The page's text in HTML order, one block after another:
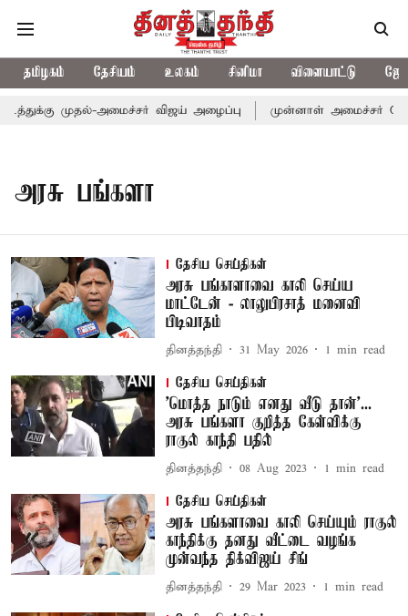
தமிழகம் தேசியம் உலகம் சினிமா விளையாட்டு
முதல்-அமைச்சர் விஜய் அழைப்பு முன்னாள் அமைச்சர்
அரசு பங்களா
தேசிய செய்திகள்
அரசு பங்காளாவை காலி செய்ய
மாட்டேன் - லாலுபிரசாத் மனைவி
பிடிவாதம்
தினத்தந்தி 31 May 2026 1 min read
தேசிய செய்திகள்
'மொத்த நாடும் எனது வீடு தான்'...
அரசு பங்களா குறித்த கேள்விக்கு
ராகுல் காந்தி பதில்
தினத்தந்தி 08 Aug 2023 1 min read
தேசிய செய்திகள்
அரசு பங்களாவை காலி செய்யும் ராகுல்
காந்திக்கு தனது வீட்டை வழங்க
முன்வந்த திக்விஜய் சிங்
தினத்தந்தி 29 Mar 2023 1 min read